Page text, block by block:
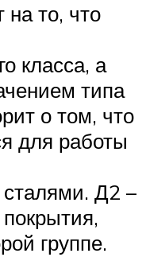
на то, что
класса, а
типа
о том, что
для работы
Д2 –
группе.